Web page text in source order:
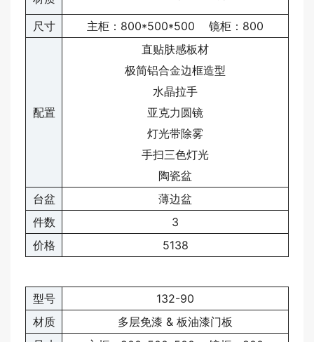
尺寸 主柜：800*500*500 镜柜：800
配置
直贴肤感板材
极简铝合金边框造型
水晶拉手
亚克力圆镜
灯光带除雾
手扫三色灯光
陶瓷盆
台盆
薄边盆
件数
3
价格
5138
型号
132-90
材质
多层免漆 & 板油漆门板